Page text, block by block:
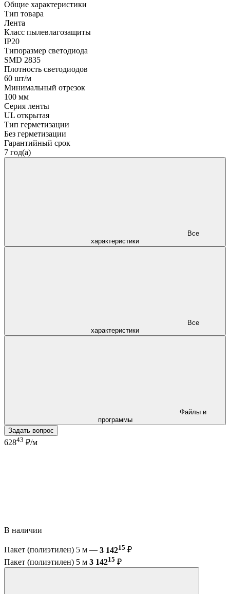
Общие характеристики
Тип товара
Лента
Класс пылевлагозащиты
IP20
Типоразмер светодиода
SMD 2835
Плотность светодиодов
60 шт/м
Минимальный отрезок
100 мм
Серия ленты
UL открытая
Тип герметизации
Без герметизации
Гарантийный срок
7 год(а)
характеристики
характеристики
программы
Задать вопрос
62843 ₽/м
В наличии
Пакет (полиэтилен) 5 м — 3 14215 ₽
Пакет (полиэтилен) 5 м 3 14215 ₽